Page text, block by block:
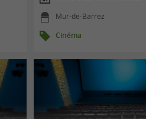
Mur-de-Barrez
Cinéma